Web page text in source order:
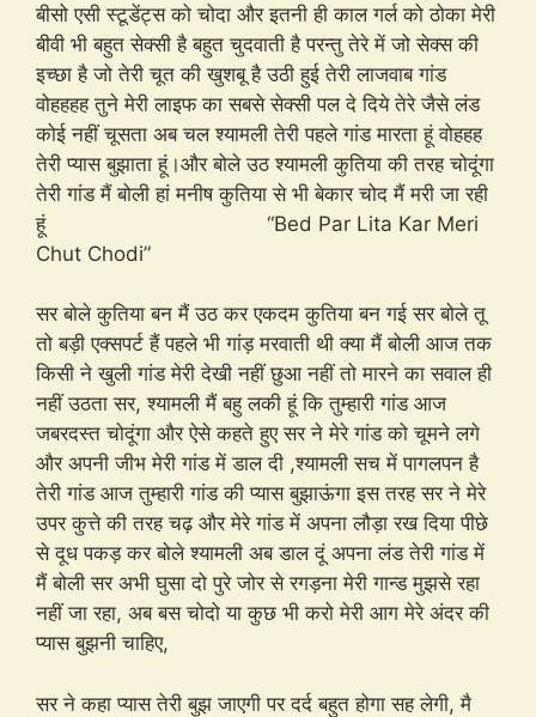
बीसो एसी स्टूडेंट्स को चोदा और इतनी ही काल गर्ल को ठोका मेरी
बीवी भी बहुत सेक्सी है बहुत चुदवाती है परन्तु तेरे में जो सेक्स की
इच्छा है जो तेरी चूत की खुशबू है उठी हुई तेरी लाजवाब गांड
वोहहहह तुने मेरी लाइफ का सबसे सेक्सी पल दे दिये तेरे जैसे लंड
कोई नहीं चूसता अब चल श्यामली तेरी पहले गांड मारता हूं वोहहह
तेरी प्यास बुझाता हूं।और बोले उठ श्यामली कुतिया की तरह चोदूंगा
तेरी गांड मैं बोली हां मनीष कुतिया से भी बेकार चोद मैं मरी जा रही
हूं “Bed Par Lita Kar Meri
Chut Chodi”
सर बोले कुतिया बन मैं उठ कर एकदम कुतिया बन गई सर बोले तू
तो बड़ी एक्सपर्ट हैं पहले भी गांड़ मरवाती थी क्या मैं बोली आज तक
किसी ने खुली गांड मेरी देखी नहीं छुआ नहीं तो मारने का सवाल ही
नहीं उठता सर, श्यामली मैं बहु लकी हूं कि तुम्हारी गांड आज
जबरदस्त चोदूंगा और ऐसे कहते हुए सर ने मेरे गांड को चूमने लगे
और अपनी जीभ मेरी गांड में डाल दी ,श्यामली सच में पागलपन है
तेरी गांड आज तुम्हारी गांड की प्यास बुझाऊंगा इस तरह सर ने मेरे
उपर कुत्ते की तरह चढ़ और मेरे गांड में अपना लौड़ा रख दिया पीछे
से दूध पकड़ कर बोले श्यामली अब डाल दूं अपना लंड तेरी गांड में
मैं बोली सर अभी घुसा दो पुरे जोर से रगड़ना मेरी गान्ड मुझसे रहा
नहीं जा रहा, अब बस चोदो या कुछ भी करो मेरी आग मेरे अंदर की
प्यास बुझनी चाहिए,
सर ने कहा प्यास तेरी बुझ जाएगी पर दर्द बहुत होगा सह लेगी, मै